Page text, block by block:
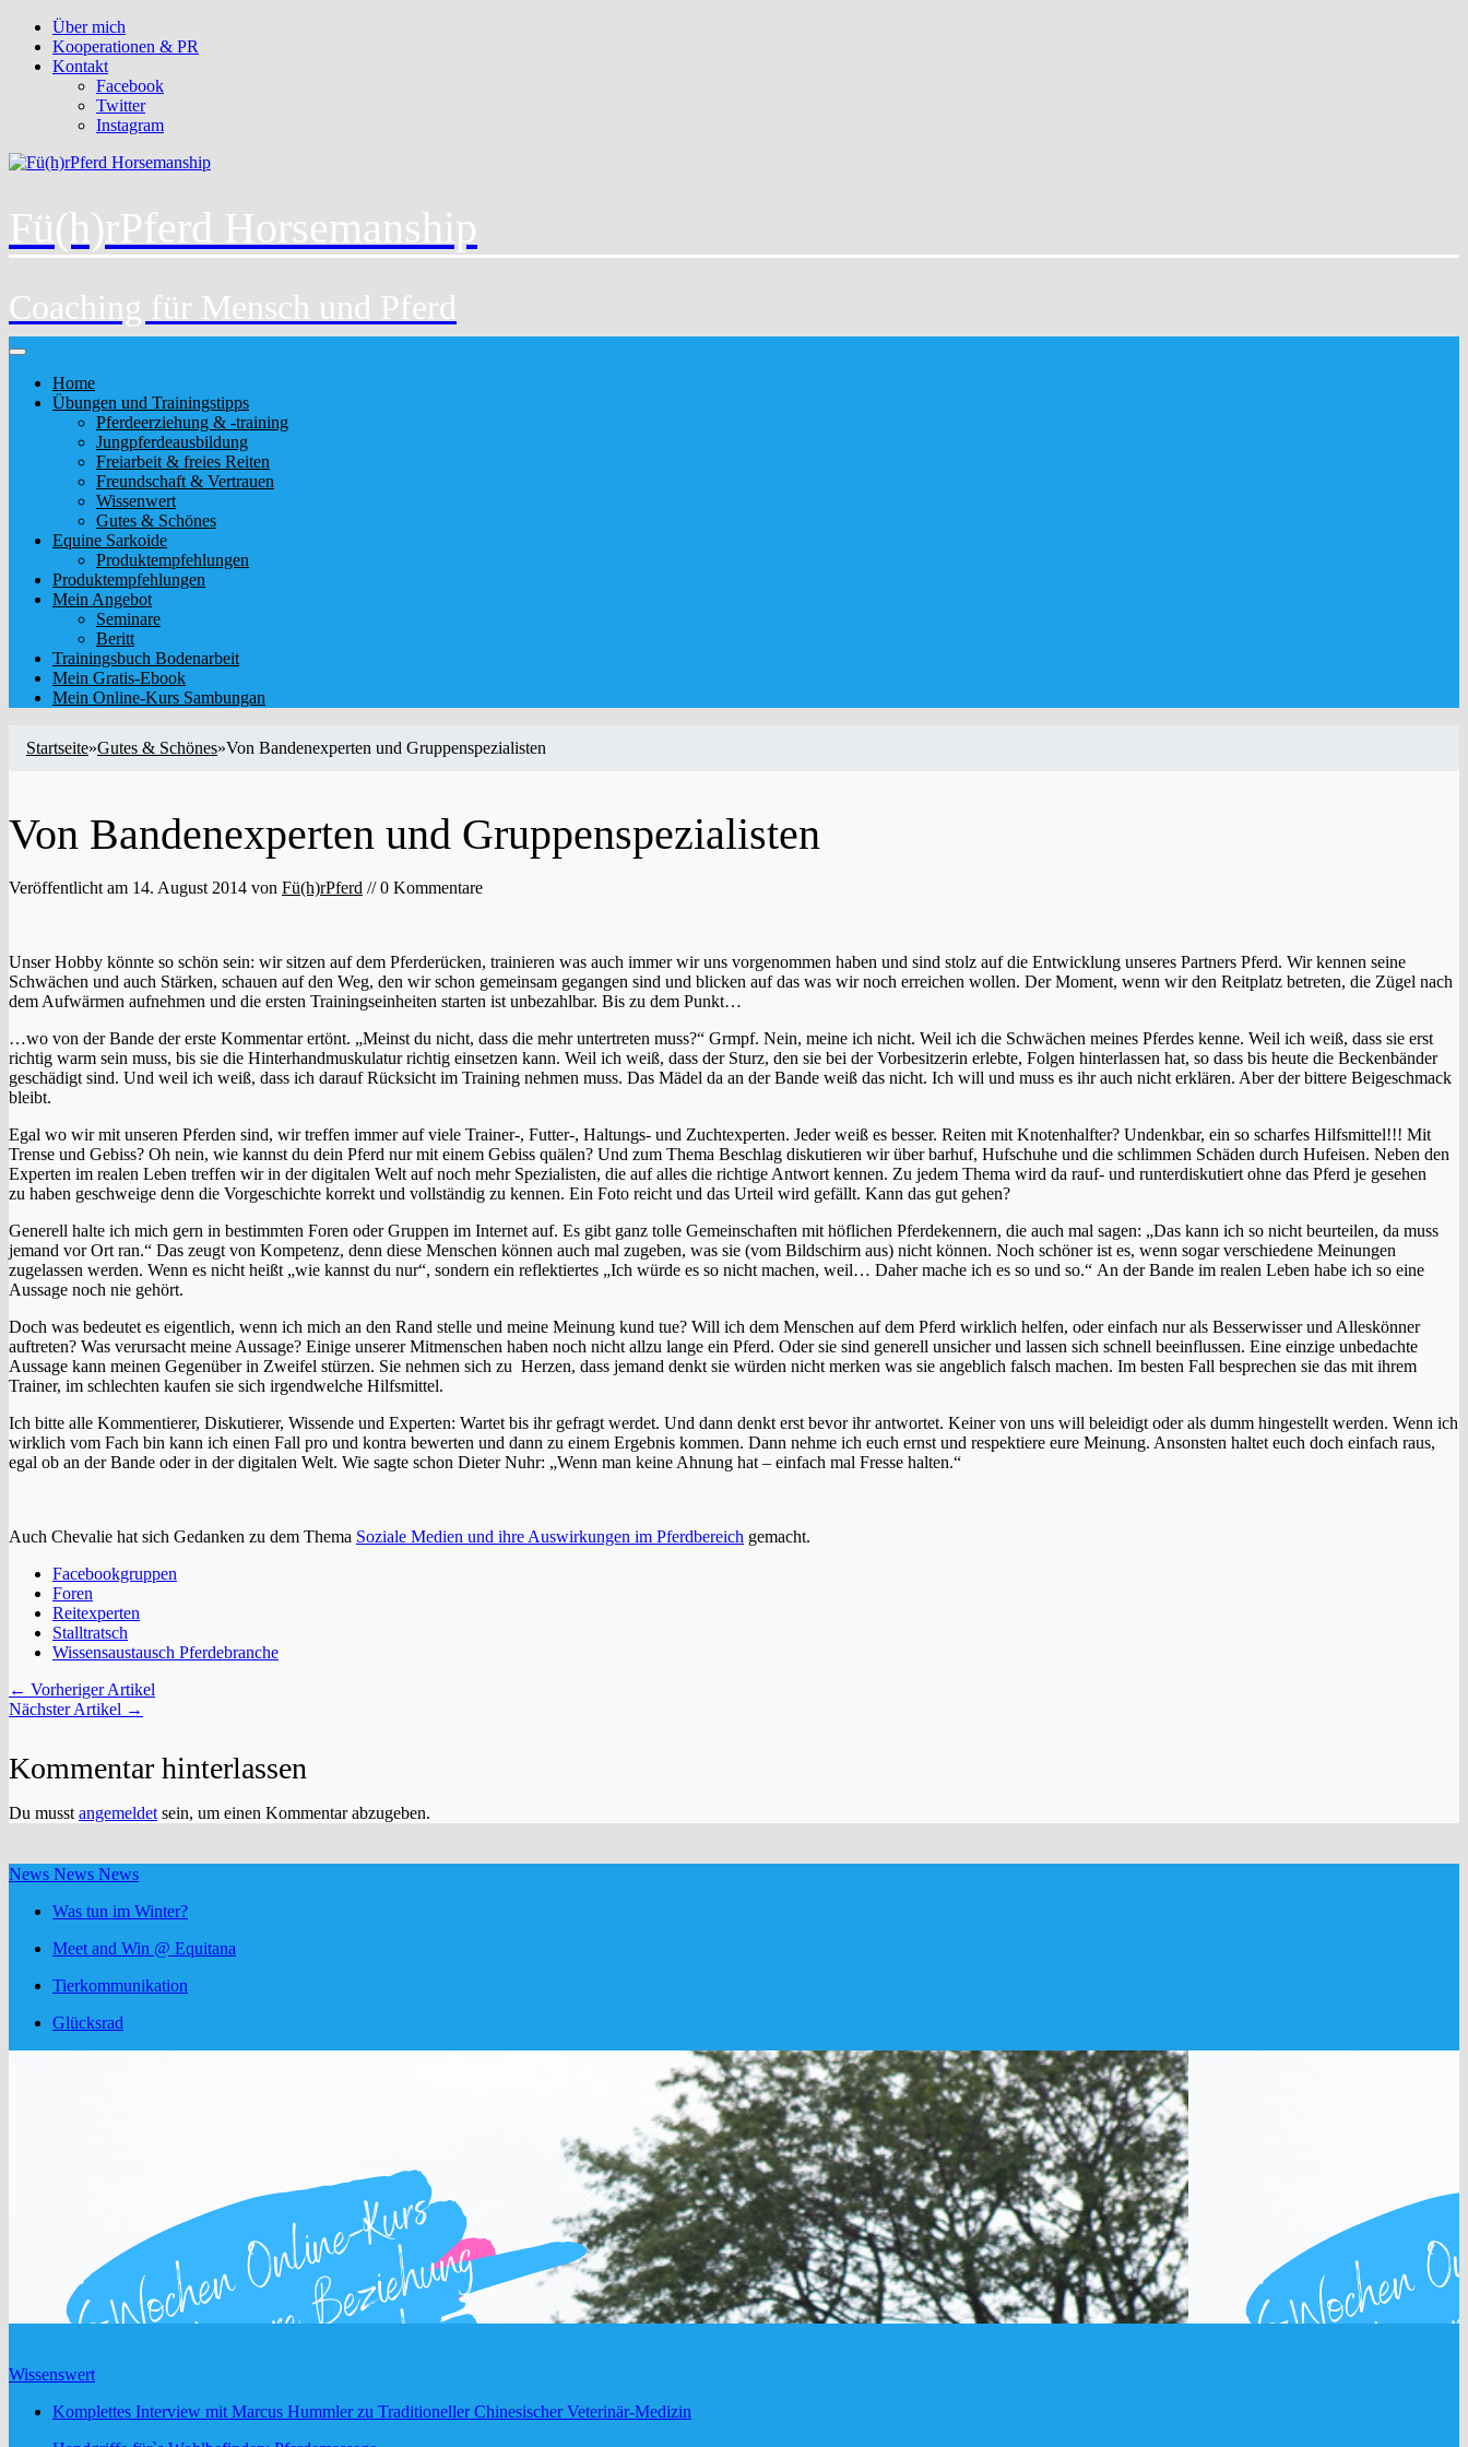
Über mich
Kooperationen & PR
Kontakt
Facebook
Twitter
Instagram
Fü(h)rPferd Horsemanship
Coaching für Mensch und Pferd
Home
Übungen und Trainingstipps
Pferdeerziehung & -training
Jungpferdeausbildung
Freiarbeit & freies Reiten
Freundschaft & Vertrauen
Wissenwert
Gutes & Schönes
Equine Sarkoide
Produktempfehlungen
Produktempfehlungen
Mein Angebot
Seminare
Beritt
Trainingsbuch Bodenarbeit
Mein Gratis-Ebook
Mein Online-Kurs Sambungan
Startseite»Gutes & Schönes»Von Bandenexperten und Gruppenspezialisten
Von Bandenexperten und Gruppenspezialisten
Veröffentlicht am 14. August 2014 von Fü(h)rPferd // 0 Kommentare
Unser Hobby könnte so schön sein: wir sitzen auf dem Pferderücken, trainieren was auch immer wir uns vorgenommen haben und sind stolz auf die Entwicklung unseres Partners Pferd. Wir kennen seine
Schwächen und auch Stärken, schauen auf den Weg, den wir schon gemeinsam gegangen sind und blicken auf das was wir noch erreichen wollen. Der Moment, wenn wir den Reitplatz betreten, die Zügel nach
dem Aufwärmen aufnehmen und die ersten Trainingseinheiten starten ist unbezahlbar. Bis zu dem Punkt…
…wo von der Bande der erste Kommentar ertönt. „Meinst du nicht, dass die mehr untertreten muss?“ Grmpf. Nein, meine ich nicht. Weil ich die Schwächen meines Pferdes kenne. Weil ich weiß, dass sie erst
richtig warm sein muss, bis sie die Hinterhandmuskulatur richtig einsetzen kann. Weil ich weiß, dass der Sturz, den sie bei der Vorbesitzerin erlebte, Folgen hinterlassen hat, so dass bis heute die Beckenbänder
geschädigt sind. Und weil ich weiß, dass ich darauf Rücksicht im Training nehmen muss. Das Mädel da an der Bande weiß das nicht. Ich will und muss es ihr auch nicht erklären. Aber der bittere Beigeschmack
bleibt.
Egal wo wir mit unseren Pferden sind, wir treffen immer auf viele Trainer-, Futter-, Haltungs- und Zuchtexperten. Jeder weiß es besser. Reiten mit Knotenhalfter? Undenkbar, ein so scharfes Hilfsmittel!!! Mit
Trense und Gebiss? Oh nein, wie kannst du dein Pferd nur mit einem Gebiss quälen? Und zum Thema Beschlag diskutieren wir über barhuf, Hufschuhe und die schlimmen Schäden durch Hufeisen. Neben den
Experten im realen Leben treffen wir in der digitalen Welt auf noch mehr Spezialisten, die auf alles die richtige Antwort kennen. Zu jedem Thema wird da rauf- und runterdiskutiert ohne das Pferd je gesehen
zu haben geschweige denn die Vorgeschichte korrekt und vollständig zu kennen. Ein Foto reicht und das Urteil wird gefällt. Kann das gut gehen?
Generell halte ich mich gern in bestimmten Foren oder Gruppen im Internet auf. Es gibt ganz tolle Gemeinschaften mit höflichen Pferdekennern, die auch mal sagen: „Das kann ich so nicht beurteilen, da muss
jemand vor Ort ran.“ Das zeugt von Kompetenz, denn diese Menschen können auch mal zugeben, was sie (vom Bildschirm aus) nicht können. Noch schöner ist es, wenn sogar verschiedene Meinungen
zugelassen werden. Wenn es nicht heißt „wie kannst du nur“, sondern ein reflektiertes „Ich würde es so nicht machen, weil… Daher mache ich es so und so.“ An der Bande im realen Leben habe ich so eine
Aussage noch nie gehört.
Doch was bedeutet es eigentlich, wenn ich mich an den Rand stelle und meine Meinung kund tue? Will ich dem Menschen auf dem Pferd wirklich helfen, oder einfach nur als Besserwisser und Alleskönner
auftreten? Was verursacht meine Aussage? Einige unserer Mitmenschen haben noch nicht allzu lange ein Pferd. Oder sie sind generell unsicher und lassen sich schnell beeinflussen. Eine einzige unbedachte
Aussage kann meinen Gegenüber in Zweifel stürzen. Sie nehmen sich zu Herzen, dass jemand denkt sie würden nicht merken was sie angeblich falsch machen. Im besten Fall besprechen sie das mit ihrem
Trainer, im schlechten kaufen sie sich irgendwelche Hilfsmittel.
Ich bitte alle Kommentierer, Diskutierer, Wissende und Experten: Wartet bis ihr gefragt werdet. Und dann denkt erst bevor ihr antwortet. Keiner von uns will beleidigt oder als dumm hingestellt werden. Wenn ich
wirklich vom Fach bin kann ich einen Fall pro und kontra bewerten und dann zu einem Ergebnis kommen. Dann nehme ich euch ernst und respektiere eure Meinung. Ansonsten haltet euch doch einfach raus,
egal ob an der Bande oder in der digitalen Welt. Wie sagte schon Dieter Nuhr: „Wenn man keine Ahnung hat – einfach mal Fresse halten.“
Auch Chevalie hat sich Gedanken zu dem Thema Soziale Medien und ihre Auswirkungen im Pferdbereich gemacht.
Facebookgruppen
Foren
Reitexperten
Stalltratsch
Wissensaustausch Pferdebranche
← Vorheriger Artikel
Nächster Artikel →
Kommentar hinterlassen
Du musst angemeldet sein, um einen Kommentar abzugeben.
News News News
Was tun im Winter?
Meet and Win @ Equitana
Tierkommunikation
Glücksrad
Wissenswert
Komplettes Interview mit Marcus Hummler zu Traditioneller Chinesischer Veterinär-Medizin